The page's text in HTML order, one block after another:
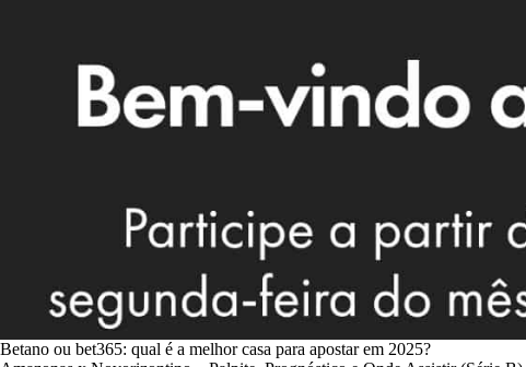
Betano ou bet365: qual é a melhor casa para apostar em 2025?